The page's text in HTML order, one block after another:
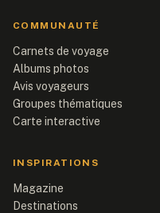
COMMUNAUTÉ
Carnets de voyage
Albums photos
Avis voyageurs
Groupes thématiques
Carte interactive
INSPIRATIONS
Magazine
Destinations